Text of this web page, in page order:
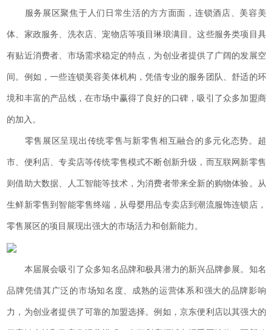
服务展区聚焦于人们日常生活的方方面面，连锁酒店、美容美
体、家政服务、洗衣店、宠物店等项目琳琅满目。这些服务类项目具
有贴近消费者、市场需求稳定的特点，为创业者提供了广阔的发展空
间。例如，一些连锁美容美体机构，凭借专业的服务团队、舒适的环
境和丰富的产品线，在市场中赢得了良好的口碑，吸引了众多加盟商
的加入。
零售展区呈现出传统零售与新零售相互融合的多元化态势。超
市、便利店、专卖店等传统零售模式不断创新升级，而互联网新零售
则借助大数据、人工智能等技术，为消费者带来全新的购物体验。从
生鲜新零售到智能零售终端，从母婴用品专卖店到潮流服饰连锁店，
零售展区的项目展现出强大的市场活力和创新能力。
本届展会吸引了众多知名品牌和极具潜力的新兴品牌参展。知名
品牌凭借其广泛的市场知名度、成熟的运营体系和强大的品牌影响
力，为创业者提供了可靠的加盟选择。例如，京东便利店以其强大的